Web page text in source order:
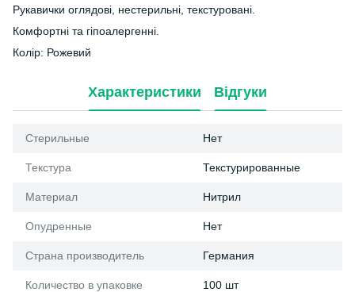
Рукавички оглядові, нестерильні, текстуровані.
Комфортні та гіпоалергенні.
Колір: Рожевий
Характеристики Відгуки
Стерильные Нет
Текстура Текстурированные
Материал Нитрил
Опудренные Нет
Страна производитель Германия
Количество в упаковке 100 шт